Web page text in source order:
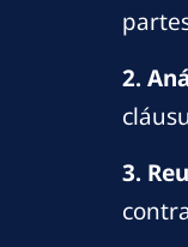
2.
3.